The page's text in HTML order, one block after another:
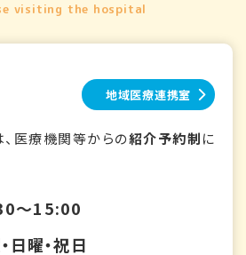
visiting the hospital
地域医療連携室
医療機関等からの紹介予約制に
～15:00
日曜・祝日